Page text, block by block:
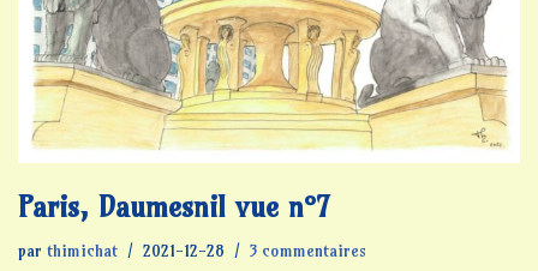
Paris, Daumesnil vue n°7
par thimichat 2021-12-28 3 commentaires